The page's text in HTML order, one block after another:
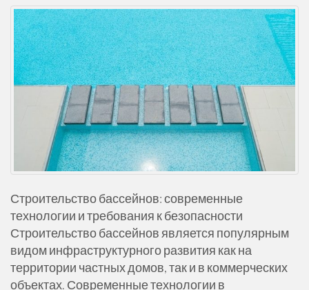
Строительство бассейнов: современные
технологии и требования к безопасности
Строительство бассейнов является популярным
видом инфраструктурного развития как на
территории частных домов, так и в коммерческих
объектах. Современные технологии в